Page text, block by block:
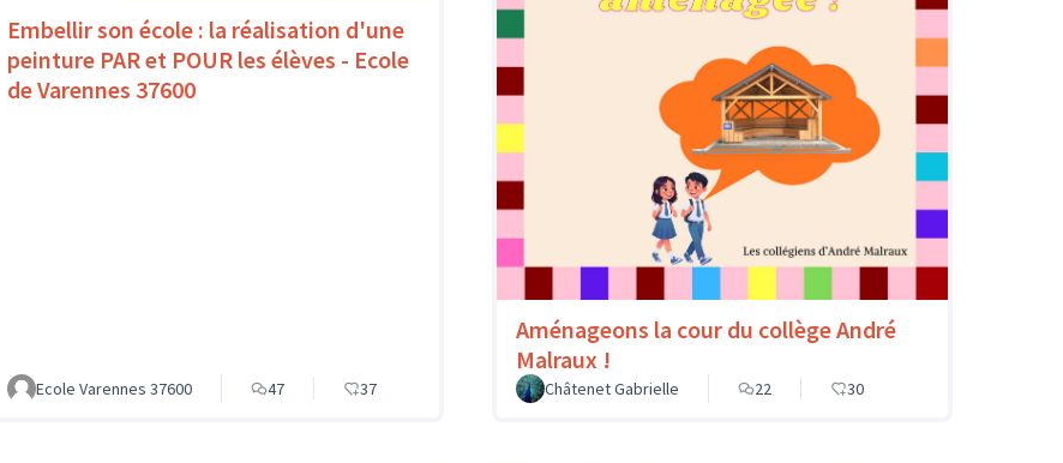
Embellir son école : la réalisation d'une
peinture PAR et POUR les élèves - Ecole
de Varennes 37600
Ecole Varennes 37600 47 37
Aménageons la cour du collège André
Malraux !
Châtenet Gabrielle 22 30